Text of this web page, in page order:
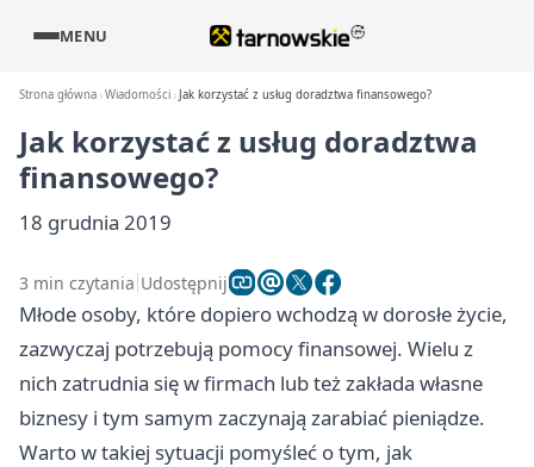
MENU
Strona główna Wiadomości Jak korzystać z usług doradztwa finansowego?
Jak korzystać z usług doradztwa
finansowego?
18 grudnia 2019
3 min czytania Udostępnij
Młode osoby, które dopiero wchodzą w dorosłe życie,
zazwyczaj potrzebują pomocy finansowej. Wielu z
nich zatrudnia się w firmach lub też zakłada własne
biznesy i tym samym zaczynają zarabiać pieniądze.
Warto w takiej sytuacji pomyśleć o tym, jak